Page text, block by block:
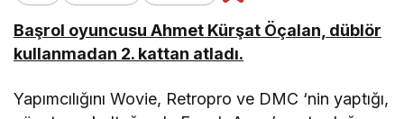
Başrol oyuncusu Ahmet Kürşat Öçalan, düblör
kullanmadan 2. kattan atladı.
Yapımcılığını Wovie, Retropro ve DMC ‘nin yaptığı,